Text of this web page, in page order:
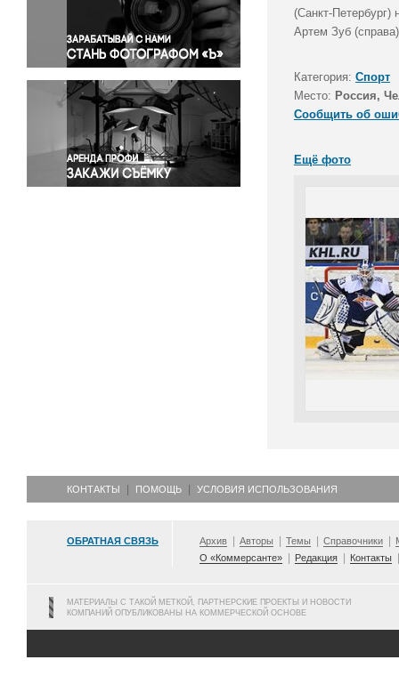
Правосудие
Происшествия и конфликты
Религия
Светская жизнь
Спорт
Экология
Экономика и бизнес
(Санкт-
Артем Зуб
Категория: Спорт
Место: Россия,
Сообщить об
Ещё фото
КОНТАКТЫ ПОМОЩЬ УСЛОВИЯ ИСПОЛЬЗОВАНИЯ
ОБРАТНАЯ СВЯЗЬ Архив Авторы Темы Справочники
О «Коммерсанте»
Редакция Контакты
МАТЕРИАЛЫ С ТАКОЙ МЕТКОЙ, ПАРТНЕРСКИЕ ПРОЕКТЫ И НОВОСТИ
КОМПАНИЙ ОПУБЛИКОВАНЫ НА КОММЕРЧЕСКОЙ ОСНОВЕ